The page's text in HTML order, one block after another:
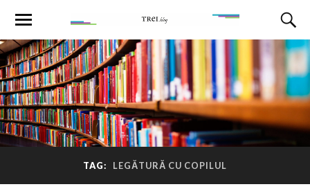
TAG: LEGĂTURĂ CU COPILUL